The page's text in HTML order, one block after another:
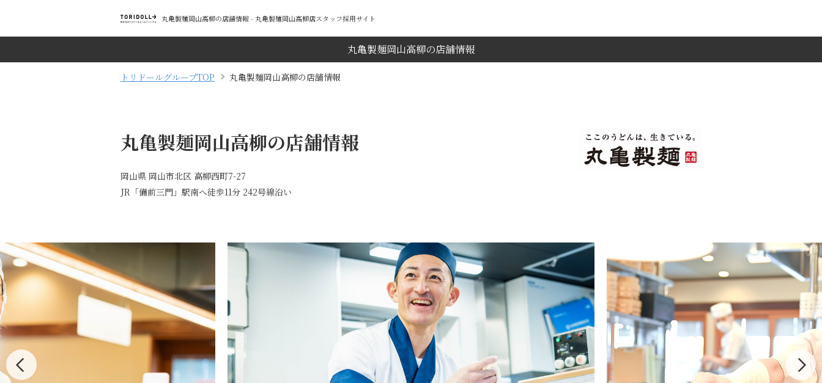
丸亀製麺岡山高柳の店舗情報 - 丸亀製麺岡山高柳店スタッフ採用サイト
丸亀製麺岡山高柳の店舗情報
トリドールグループTOP 丸亀製麺岡山高柳の店舗情報
丸亀製麺岡山高柳の店舗情報
岡山県 岡山市北区 高柳西町7-27
JR「備前三門」駅南へ徒歩11分 242号線沿い